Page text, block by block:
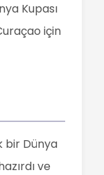
Kupası
için
bir Dünya
ve